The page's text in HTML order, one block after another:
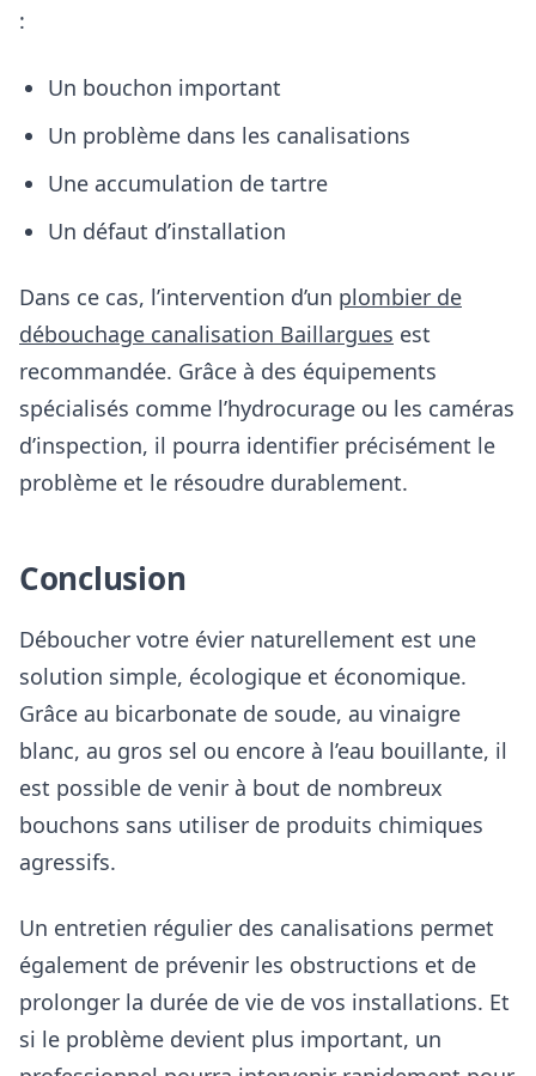
:
Un bouchon important
Un problème dans les canalisations
Une accumulation de tartre
Un défaut d’installation
Dans ce cas, l’intervention d’un plombier de
débouchage canalisation Baillargues est
recommandée. Grâce à des équipements
spécialisés comme l’hydrocurage ou les caméras
d’inspection, il pourra identifier précisément le
problème et le résoudre durablement.
Conclusion
Déboucher votre évier naturellement est une
solution simple, écologique et économique.
Grâce au bicarbonate de soude, au vinaigre
blanc, au gros sel ou encore à l’eau bouillante, il
est possible de venir à bout de nombreux
bouchons sans utiliser de produits chimiques
agressifs.
Un entretien régulier des canalisations permet
également de prévenir les obstructions et de
prolonger la durée de vie de vos installations. Et
si le problème devient plus important, un